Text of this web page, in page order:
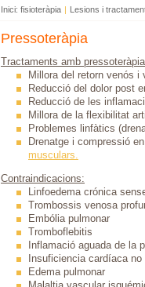
Inici: fisioteràpia | Lesions i
Pressoteràpia
Tractaments amb
Millora del retorn venós i
Reducció del dolor post
Reducció de les
Millora de la flexibilitat
Problemes linfàtics
Drenatge i compressió
musculars.
Contraindicacions:
Linfoedema crónica
Trombossis venosa
Embólia pulmonar
Tromboflebitis
Inflamació aguada de la
Insuficiencia cardíaca no
Edema pulmonar